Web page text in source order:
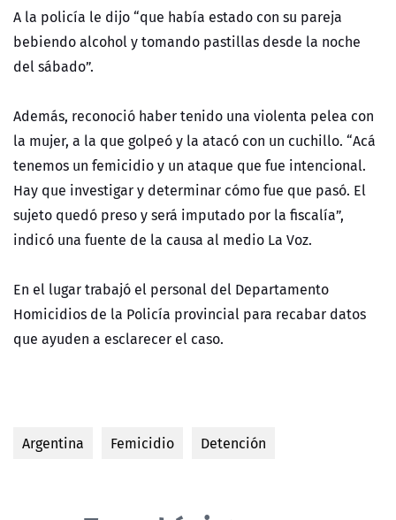
A la policía le dijo “que había estado con su pareja
bebiendo alcohol y tomando pastillas desde la noche
del sábado”.
Además, reconoció haber tenido una violenta pelea con
la mujer, a la que golpeó y la atacó con un cuchillo. “Acá
tenemos un femicidio y un ataque que fue intencional.
Hay que investigar y determinar cómo fue que pasó. El
sujeto quedó preso y será imputado por la fiscalía”,
indicó una fuente de la causa al medio La Voz.
En el lugar trabajó el personal del Departamento
Homicidios de la Policía provincial para recabar datos
que ayuden a esclarecer el caso.
Argentina Femicidio Detención